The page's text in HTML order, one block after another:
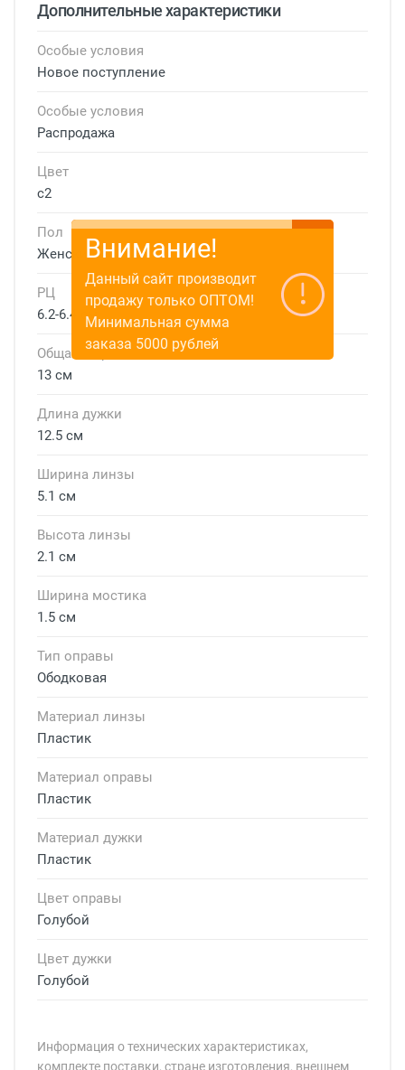
Дополнительные характеристики
Особые условия
Новое поступление
Особые условия
Распродажа
Цвет
с2
Пол
Женские
РЦ
6.2-6.4 см
Общая ширина
13 см
Длина дужки
12.5 см
Ширина линзы
5.1 см
Высота линзы
2.1 см
Ширина мостика
1.5 см
Тип оправы
Ободковая
Материал линзы
Пластик
Материал оправы
Пластик
Материал дужки
Пластик
Цвет оправы
Голубой
Цвет дужки
Голубой
Информация о технических характеристиках,
комплекте поставки, стране изготовления, внешнем
Внимание!
Данный сайт производит
продажу только ОПТОМ!
Минимальная сумма
заказа 5000 рублей